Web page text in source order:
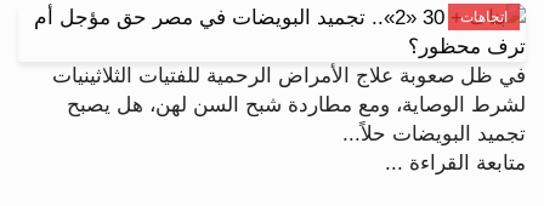
اتجاهات
في ظل صعوبة علاج الأمراض الرحمية للفتيات الثلاثينيات
لشرط الوصاية، ومع مطاردة شبح السن لهن، هل يصبح
تجميد البويضات حلاً...
متابعة القراءة ...